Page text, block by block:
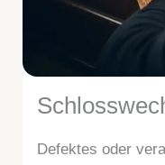
Defektes oder